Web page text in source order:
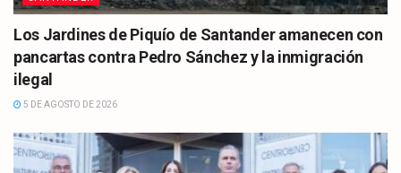
Los Jardines de Piquío de Santander amanecen con
pancartas contra Pedro Sánchez y la inmigración
ilegal
5 DE AGOSTO DE 2026